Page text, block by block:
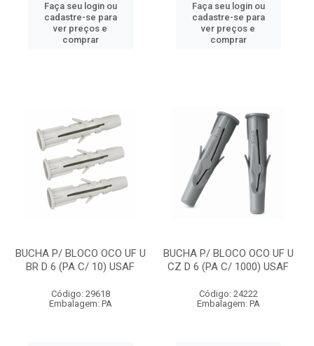
Faça seu login ou
cadastre-se para
ver preços e
comprar
Faça seu login ou
cadastre-se para
ver preços e
comprar
BUCHA P/ BLOCO OCO UF U
BR D 6 (PA C/ 10) USAF
Código: 29618
Embalagem: PA
BUCHA P/ BLOCO OCO UF U
CZ D 6 (PA C/ 1000) USAF
Código: 24222
Embalagem: PA